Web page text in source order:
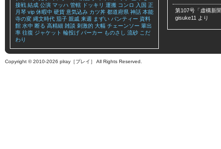
接戦 結成 公演 マッハ 管轄 ドッキリ 運搬 コンロ 入国 正
月琴 vip 休暇中 硬貨 意気込み カツ丼 都道府県 神話 本能
寺の変 縄文時代 茄子 親戚 来週 まずい パンティー 資料
館 水中 断る 高精細 雑談 刺激的 大幅 チェーンソー 輩出
率 往復 ジャケット 輪投げ パーカー ものさし 流砂 こだ
わり
第107号「虚構新
gisuke11 より
Copyright © 2010-2026 plray［プレイ］ All Rights Reserved.